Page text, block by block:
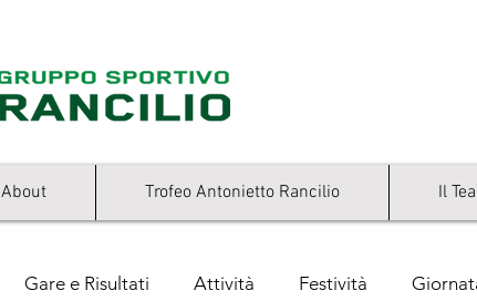
About Trofeo Antonietto Rancilio Il
Gare e Risultati Attività Festività